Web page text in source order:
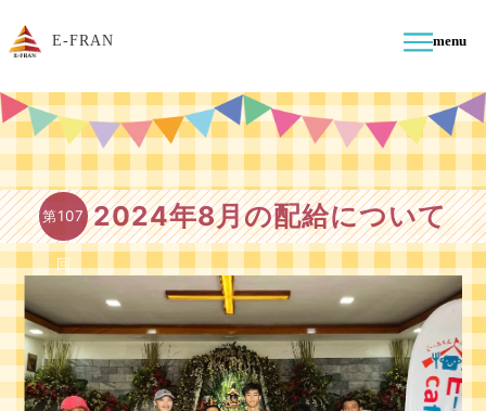
E-FRAN menu
第107
回
2024年8月の配給について